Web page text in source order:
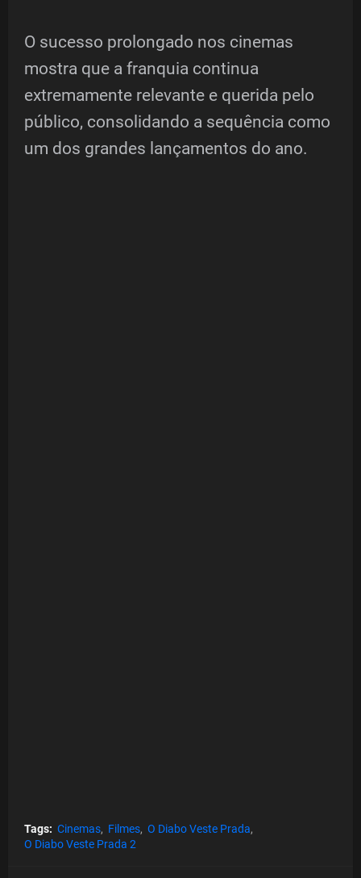
O sucesso prolongado nos cinemas
mostra que a franquia continua
extremamente relevante e querida pelo
público, consolidando a sequência como
um dos grandes lançamentos do ano.
Tags: Cinemas Filmes O Diabo Veste Prada
O Diabo Veste Prada 2